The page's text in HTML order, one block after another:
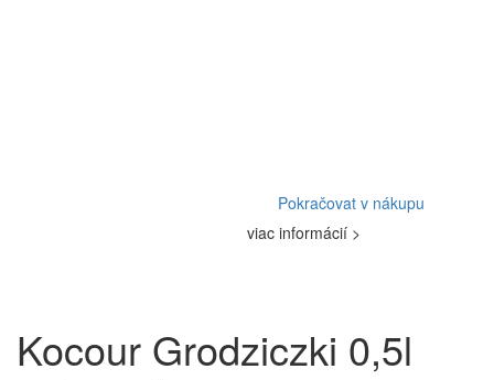
Pokračovat v nákupu
Kocour Grodziczki 0,5l
viac informácií >